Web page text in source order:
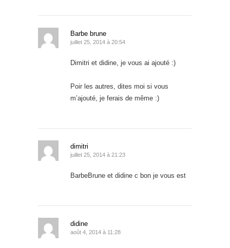
Barbe brune
juillet 25, 2014 à 20:54
Dimitri et didine, je vous ai ajouté :)
Poir les autres, dites moi si vous
m’ajouté, je ferais de même :)
dimitri
juillet 25, 2014 à 21:23
BarbeBrune et didine c bon je vous est
didine
août 4, 2014 à 11:28